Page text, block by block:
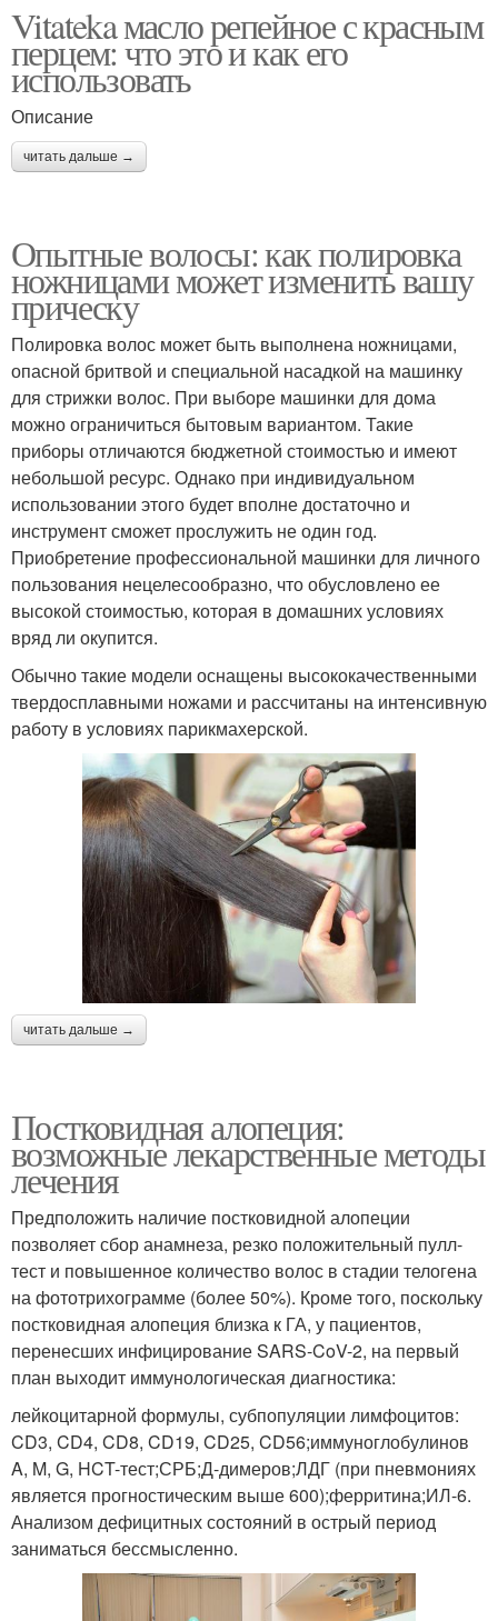
Vitateka масло репейное с красным
перцем: что это и как его
использовать
Описание
читать дальше →
Опытные волосы: как полировка
ножницами может изменить вашу
прическу
Полировка волос может быть выполнена ножницами,
опасной бритвой и специальной насадкой на машинку
для стрижки волос. При выборе машинки для дома
можно ограничиться бытовым вариантом. Такие
приборы отличаются бюджетной стоимостью и имеют
небольшой ресурс. Однако при индивидуальном
использовании этого будет вполне достаточно и
инструмент сможет прослужить не один год.
Приобретение профессиональной машинки для личного
пользования нецелесообразно, что обусловлено ее
высокой стоимостью, которая в домашних условиях
вряд ли окупится.
Обычно такие модели оснащены высококачественными
твердосплавными ножами и рассчитаны на интенсивную
работу в условиях парикмахерской.
читать дальше →
Постковидная алопеция:
возможные лекарственные методы
лечения
Предположить наличие постковидной алопеции
позволяет сбор анамнеза, резко положительный пулл-
тест и повышенное количество волос в стадии телогена
на фототрихограмме (более 50%). Кроме того, поскольку
постковидная алопеция близка к ГА, у пациентов,
перенесших инфицирование SARS-CoV-2, на первый
план выходит иммунологическая диагностика:
лейкоцитарной формулы, субпопуляции лимфоцитов:
CD3, CD4, CD8, CD19, CD25, CD56;иммуноглобулинов
A, M, G, HCT-тест;СРБ;Д-димеров;ЛДГ (при пневмониях
является прогностическим выше 600);ферритина;ИЛ-6.
Анализом дефицитных состояний в острый период
заниматься бессмысленно.